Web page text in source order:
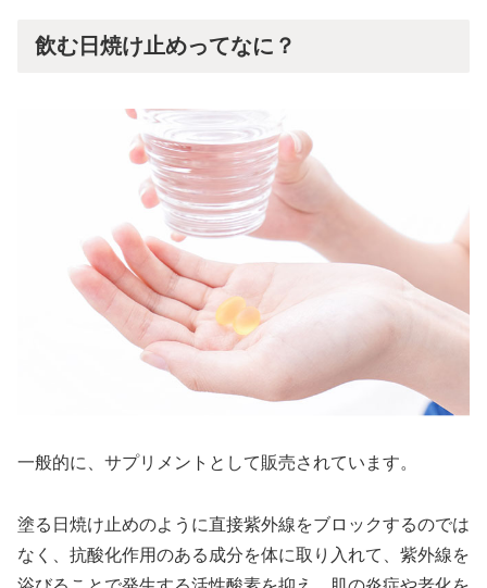
飲む日焼け止めってなに？
一般的に、サプリメントとして販売されています。
塗る日焼け止めのように直接紫外線をブロックするのでは
なく、抗酸化作用のある成分を体に取り入れて、紫外線を